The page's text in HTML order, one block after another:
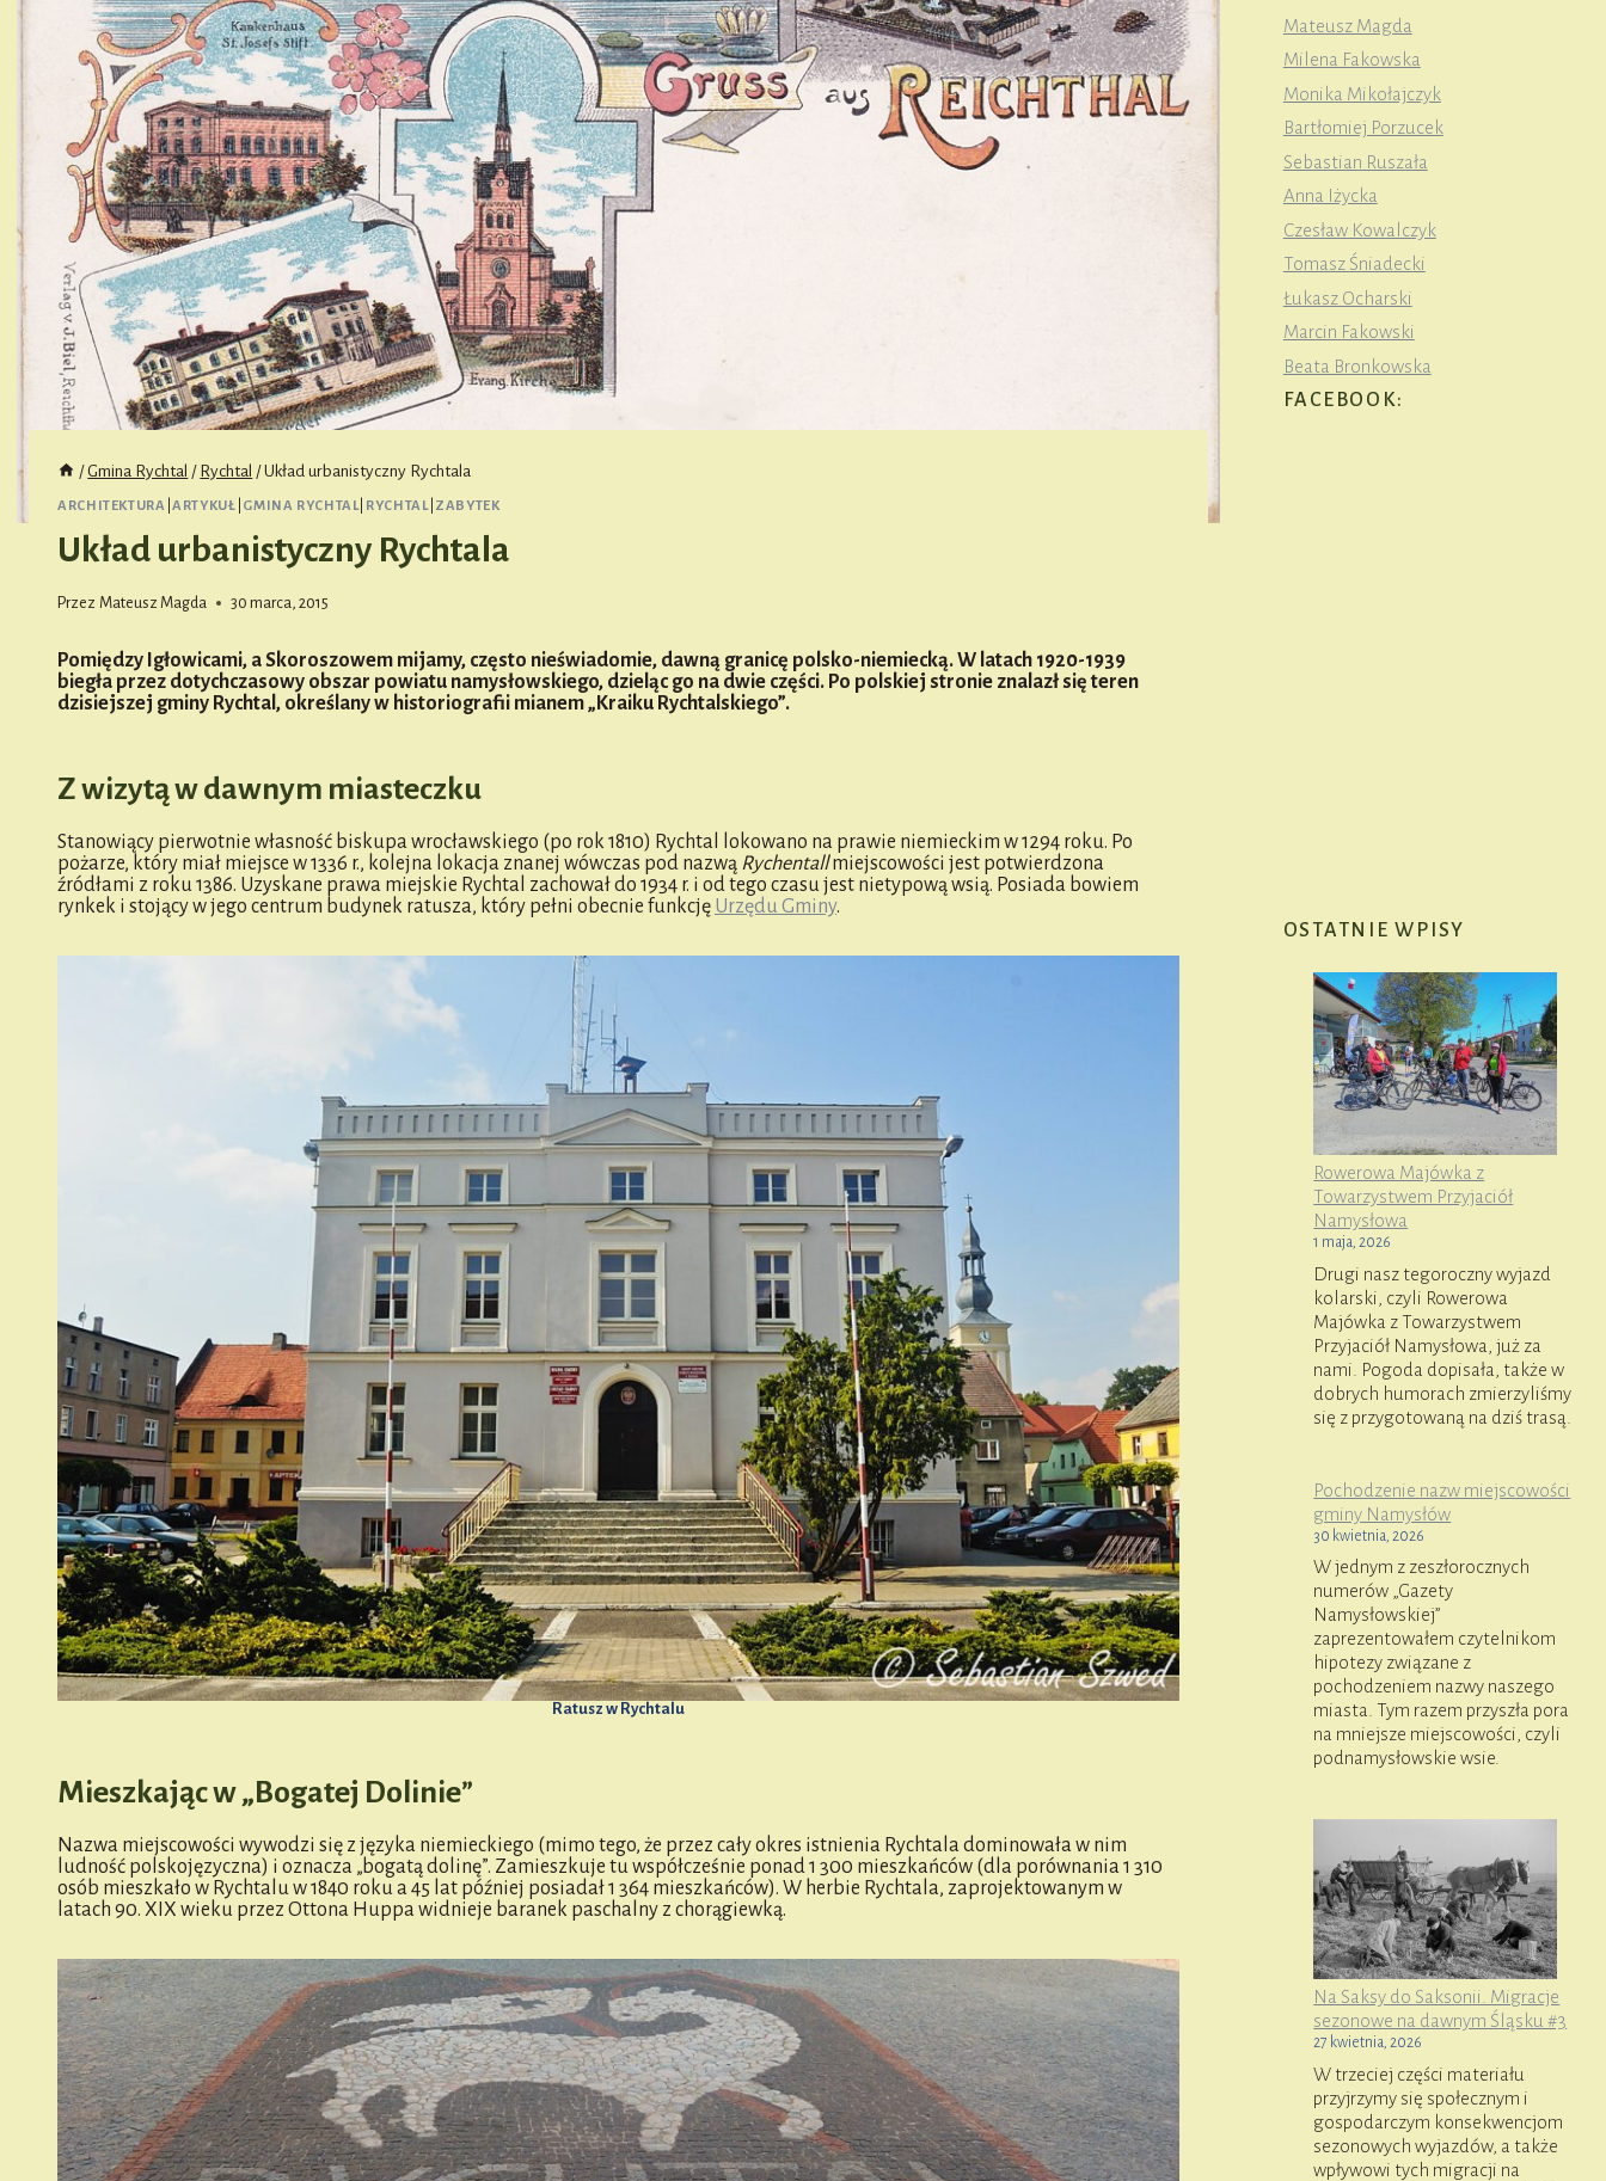
/ Gmina Rychtal / Rychtal / Układ urbanistyczny Rychtala
ARCHITEKTURA |ARTYKUŁ GMINA RYCHTAL| RYCHTAL| ZABYTEK
Układ urbanistyczny Rychtala
Przez Mateusz Magda 30 marca, 2015
Pomiędzy Igłowicami, a Skoroszowem mijamy, często nieświadomie, dawną granicę polsko-niemiecką. W latach 1920-1939
biegła przez dotychczasowy obszar powiatu namysłowskiego, dzieląc go na dwie części. Po polskiej stronie znalazł się teren
dzisiejszej gminy Rychtal, określany w historiografii mianem „Kraiku Rychtalskiego”.
Z wizytą w dawnym miasteczku
Stanowiący pierwotnie własność biskupa wrocławskiego (po rok 1810) Rychtal lokowano na prawie niemieckim w 1294 roku. Po
pożarze, który miał miejsce w 1336 r., kolejna lokacja znanej wówczas pod nazwą Rychentallmiejscowości jest potwierdzona
źródłami z roku 1386. Uzyskane prawa miejskie Rychtal zachował do 1934 r. i od tego czasu jest nietypową wsią. Posiada bowiem
rynkek i stojący w jego centrum budynek ratusza, który pełni obecnie funkcję Urzędu Gminy.
Ratusz w Rychtalu
Mieszkając w „Bogatej Dolinie”
Nazwa miejscowości wywodzi się z języka niemieckiego (mimo tego, że przez cały okres istnienia Rychtala dominowała w nim
ludność polskojęzyczna) i oznacza „bogatą dolinę”. Zamieszkuje tu współcześnie ponad 1 300 mieszkańców (dla porównania 1 310
osób mieszkało w Rychtalu w 1840 roku a 45 lat później posiadał 1 364 mieszkańców). W herbie Rychtala, zaprojektowanym w
latach 90. XIX wieku przez Ottona Huppa widnieje baranek paschalny z chorągiewką.
Mateusz Magda
Milena Fakowska
Monika Mikołajczyk
Bartłomiej Porzucek
Sebastian Ruszała
Anna Iżycka
Czesław Kowalczyk
Tomasz Śniadecki
Łukasz Ocharski
Marcin Fakowski
Beata Bronkowska
FACEBOOK:
OSTATNIE WPISY
Rowerowa Majówka z
Towarzystwem Przyjaciół
Namysłowa
1 maja, 2026
Drugi nasz tegoroczny wyjazd
kolarski, czyli Rowerowa
Majówka z Towarzystwem
Przyjaciół Namysłowa, już za
nami. Pogoda dopisała, także w
dobrych humorach zmierzyliśmy
się z przygotowaną na dziś trasą.
Pochodzenie nazw miejscowości
gminy Namysłów
30 kwietnia, 2026
W jednym z zeszłorocznych
numerów „Gazety
Namysłowskiej”
zaprezentowałem czytelnikom
hipotezy związane z
pochodzeniem nazwy naszego
miasta. Tym razem przyszła pora
na mniejsze miejscowości, czyli
podnamysłowskie wsie.
Na Saksy do Saksonii. Migracje
sezonowe na dawnym Śląsku #3
27 kwietnia, 2026
W trzeciej części materiału
przyjrzymy się społecznym i
gospodarczym konsekwencjom
sezonowych wyjazdów, a także
wpływowi tych migracji na